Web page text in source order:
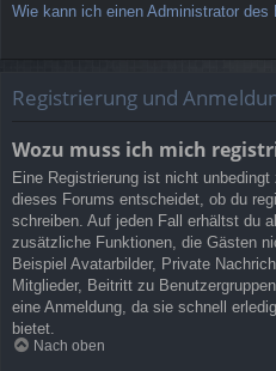
Wie kann ich einen Administrator des
Registrierung und
Wozu muss ich mich
Eine Registrierung ist nicht
dieses Forums entscheidet, ob du
schreiben. Auf jeden Fall erhältst du
zusätzliche Funktionen, die Gästen
Beispiel Avatarbilder, Private
Mitglieder, Beitritt zu
eine Anmeldung, da sie schnell
bietet.
Nach oben